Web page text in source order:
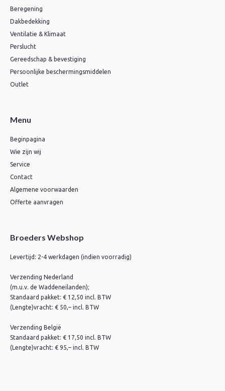
Beregening
Dakbedekking
Ventilatie & Klimaat
Perslucht
Gereedschap & bevestiging
Persoonlijke beschermingsmiddelen
Outlet
Menu
Beginpagina
Wie zijn wij
Service
Contact
Algemene voorwaarden
Offerte aanvragen
Broeders Webshop
Levertijd: 2-4 werkdagen (indien voorradig)
Verzending Nederland
(m.u.v. de Waddeneilanden);
Standaard pakket: € 12,50 incl. BTW
(Lengte)vracht: € 50,– incl. BTW
Verzending België
Standaard pakket: € 17,50 incl. BTW
(Lengte)vracht: € 95,– incl. BTW